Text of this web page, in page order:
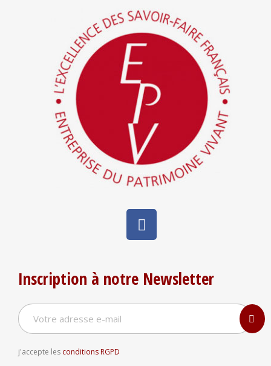
Inscription à notre Newsletter
j'accepte les conditions RGPD